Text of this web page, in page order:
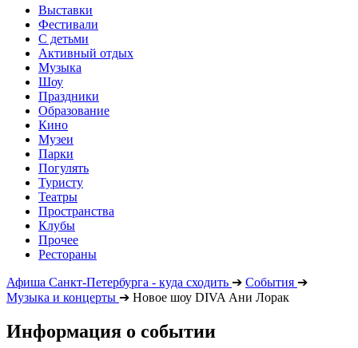
Выставки
Фестивали
С детьми
Активный отдых
Музыка
Шоу
Праздники
Образование
Кино
Музеи
Парки
Погулять
Туристу
Театры
Пространства
Клубы
Прочее
Рестораны
Афиша Санкт-Петербурга - куда сходить ➔ События ➔
Музыка и концерты ➔ Новое шоу DIVA Ани Лорак
Информация о событии